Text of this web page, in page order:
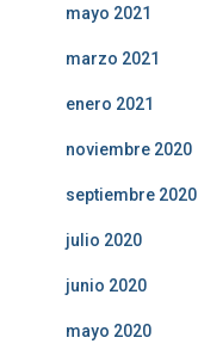
mayo 2021
marzo 2021
enero 2021
noviembre 2020
septiembre 2020
julio 2020
junio 2020
mayo 2020